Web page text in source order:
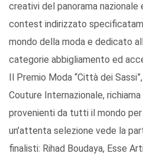
creativi del panorama nazionale
contest indirizzato
mondo della moda e dedicato
categorie abbigliamento ed
Il Premio Moda “Città dei
Couture Internazionale,
provenienti da tutti il mondo
un’attenta selezione vede la
finalisti: Rihad Boudaya, Esse